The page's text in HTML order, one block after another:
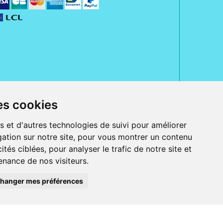
cookies
et d'autres technologies de suivi pour améliorer
sur notre site, pour vous montrer un contenu
ciblées, pour analyser le trafic de notre site et
de nos visiteurs.
mes préférences
Jeanne d' Harcourt, 80300 Albert.
ordonnance.
et iPod touch), ou sur Google Play (pour Androïd 5.0 ou version
Bancontact, PayPal.
beauté et bien-être ainsi que différents services : suivi personnalisé,
la peau, des cheveux...), mesure de la glycémie, perruques.
Pharmactiv réunit près de 1500 adhérents pharmaciens autour d' un
médical sous sa marque BetterLife.